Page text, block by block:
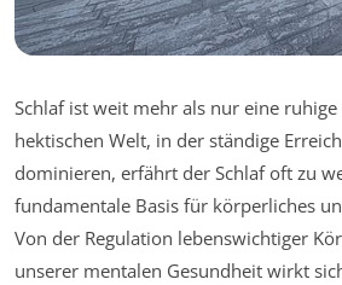
Schlaf ist weit mehr als nur eine
hektischen Welt, in der ständige
dominieren, erfährt der Schlaf oft zu
fundamentale Basis für körperliches
Von der Regulation lebenswichtiger
unserer mentalen Gesundheit wirkt